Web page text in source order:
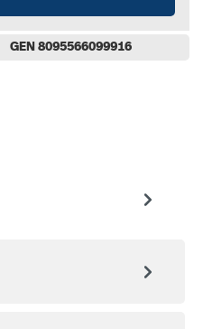
GEN 8095566099916